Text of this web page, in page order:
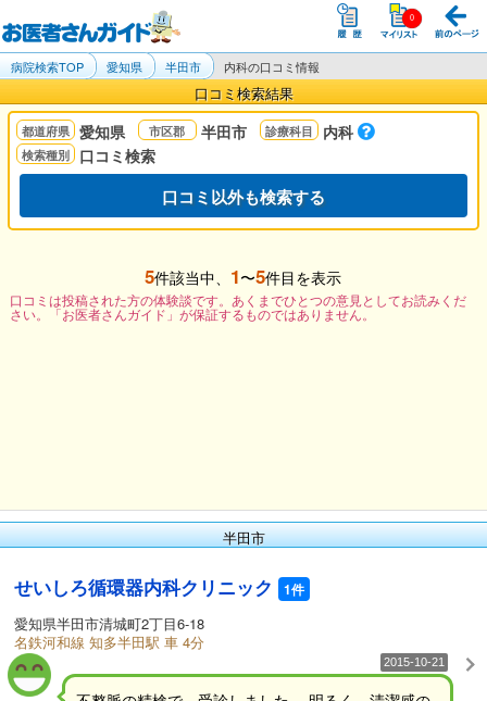
病院検索TOP 愛知県 半田市 内科の口コミ情報
口コミ検索結果
愛知県 半田市
内科
口コミ検索
口コミ以外も検索する
5件該当中、 1〜5件目を表示
口コミは投稿された方の体験談です。あくまでひとつの意見としてお読みくだ
さい。「お医者さんガイド」が保証するものではありません。
半田市
せいしろ循環器内科クリニック 1件
愛知県半田市清城町2丁目6-18
名鉄河和線 知多半田駅 車 4分
2015-10-21